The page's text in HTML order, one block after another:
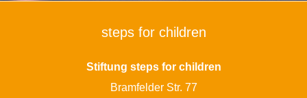
steps for children
Stiftung steps for children
Bramfelder Str. 77